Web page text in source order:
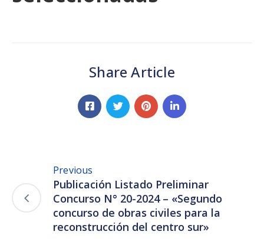
Share Article
Previous
Publicación Listado Preliminar
Concurso N° 20-2024 – «Segundo
concurso de obras civiles para la
reconstrucción del centro sur»